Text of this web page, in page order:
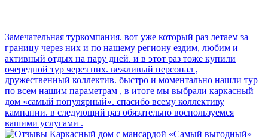
Замечательная туркомпания. вот уже который раз летаем за
границу через них и по нашему региону ездим, любим и
активный отдых на пару дней. и в этот раз тоже купили
очередной тур через них. вежливый персонал ,
дружественный коллектив. быстро и моментально нашли тур
по всем нашим параметрам , в итоге мы выбрали каркасный
дом «самый популярный». спасибо всему коллективу
кампании. в следующий раз обязательно воспользуемся
вашими услугами .